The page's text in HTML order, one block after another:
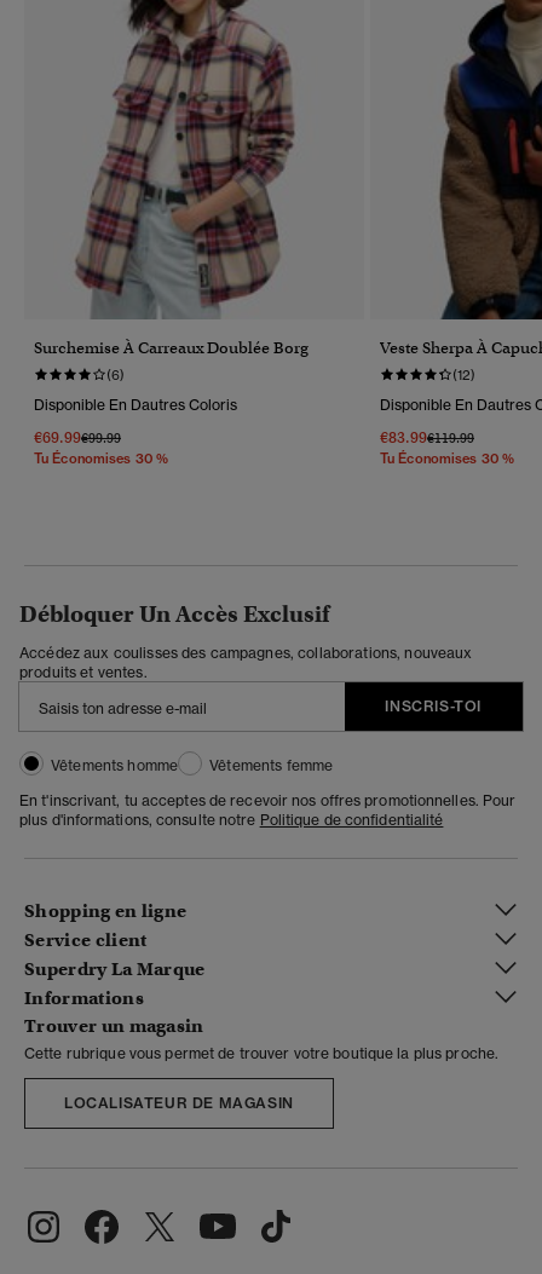
Surchemise À Carreaux Doublée Borg
(6)
Disponible En Dautres Coloris
€69.99Prix Réduit De
€99.99À
Tu Économises 30 %
Veste Sherpa À
(12)
Disponible En Dautres
€83.99Prix Réduit De
€119.99À
Tu Économises 30 %
Débloquer Un Accès Exclusif
Accédez aux coulisses des campagnes, collaborations, nouveaux
produits et ventes.
INSCRIS-TOI
Vêtements homme
Vêtements femme
En t'inscrivant, tu acceptes de recevoir nos offres promotionnelles. Pour
plus d'informations, consulte notre Politique de confidentialité
Shopping en ligne
Service client
Superdry La Marque
Informations
Trouver un magasin
Cette rubrique vous permet de trouver votre boutique la plus proche.
LOCALISATEUR DE MAGASIN